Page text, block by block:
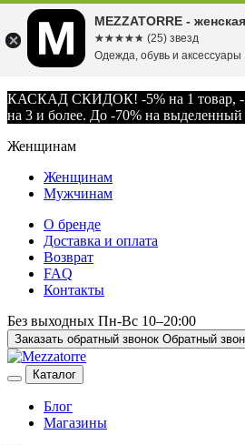
КАСКАД СКИДОК! -5% на 1 товар, -
на 3 и более. До -70% на выделенный
Женщинам
Женщинам
Мужчинам
О бренде
Доставка и оплата
Возврат
FAQ
Контакты
Без выходных Пн-Вс 10–20:00
Заказать обратный звонок Обратный
Каталог
Блог
Магазины
MEZZATORRE -
☆☆☆☆☆
★★★★★ (25) звезд
Одежда, обувь и аксессуары